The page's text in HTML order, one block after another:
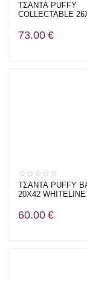
ΤΣΑΝΤΑ PUFFY
COLLECTABLE
POWER ΕΚΡΟΥ/
73.00 €
ΤΣΑΝΤΑ PUFFY
20X42
60.00 €